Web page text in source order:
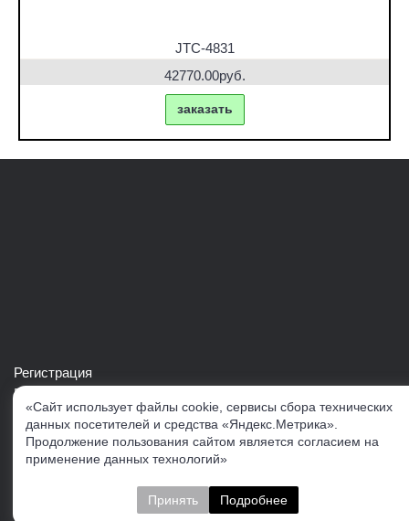
JTC-4831
42770.00руб.
заказать
Регистрация
Войти в свой аккаунт
Скачать каталог продукции VERTUL
Следите за нами
«Сайт использует файлы cookie, сервисы сбора технических
данных посетителей и средства «Яндекс.Метрика».
Продолжение пользования сайтом является согласием на
применение данных технологий»
Принять Подробнее